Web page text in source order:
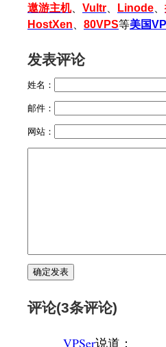
遨游主机、 Vultr Linode
HostXen
80VPS等美国
发表评论
姓名：
邮件：
网站：
评论(3条评论)
VPSer说道：